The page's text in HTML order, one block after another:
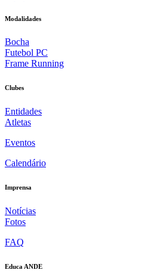
Modalidades
Bocha
Futebol PC
Frame Running
Clubes
Entidades
Atletas
Eventos
Calendário
Imprensa
Notícias
Fotos
FAQ
Educa ANDE